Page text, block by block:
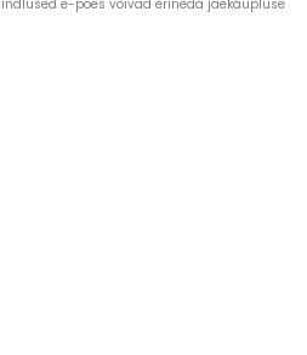
e-poes võivad erineda jaekaupluse